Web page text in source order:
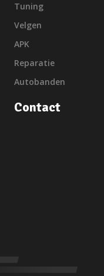
Tuning
Velgen
APK
Reparatie
Autobanden
Contact